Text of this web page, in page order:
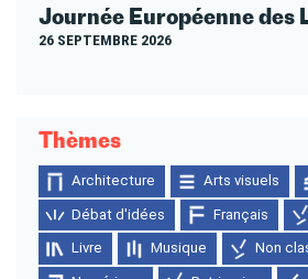
Journée Européenne des
26 SEPTEMBRE 2026
Thèmes
Architecture Arts visuels
Débat d'idées Français
Livre Musique Non